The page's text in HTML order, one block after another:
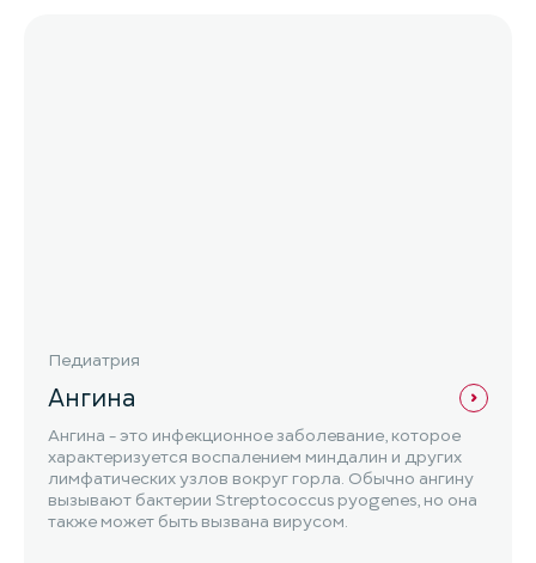
Педиатрия
Ангина
Ангина - это инфекционное заболевание, которое
характеризуется воспалением миндалин и других
лимфатических узлов вокруг горла. Обычно ангину
вызывают бактерии Streptococcus pyogenes, но она
также может быть вызвана вирусом.